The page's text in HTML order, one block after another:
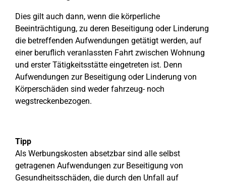
Dies gilt auch dann, wenn die körperliche
Beeinträchtigung, zu deren Beseitigung oder Linderung
die betreffenden Aufwendungen getätigt werden, auf
einer beruflich veranlassten Fahrt zwischen Wohnung
und erster Tätigkeitsstätte eingetreten ist. Denn
Aufwendungen zur Beseitigung oder Linderung von
Körperschäden sind weder fahrzeug- noch
wegstreckenbezogen.
Tipp
Als Werbungskosten absetzbar sind alle selbst
getragenen Aufwendungen zur Beseitigung von
Gesundheitsschäden, die durch den Unfall auf